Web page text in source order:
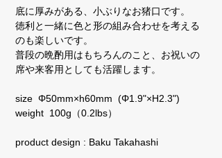
底に厚みがある、小ぶりなお猪口です。
徳利と一緒に色と形の組み合わせを考える
のも楽しいです。
普段の晩酌用はもちろんのこと、お祝いの
席や来客用としても活躍します。
size Φ50mm×h60mm (Φ1.9"×H2.3")
weight 100g（0.2lbs）
product design : Baku Takahashi